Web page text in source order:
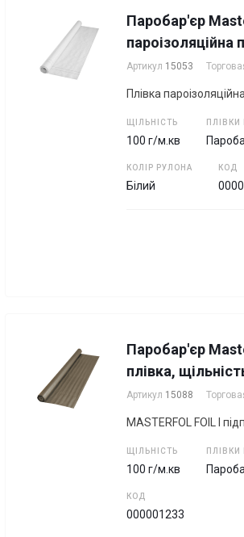
Паробар'єр
пароізоляційна
Артикул 15053
Плівка
ЩІЛЬНІСТЬ
100 г/м.кв
ПЛІВКИ
КОЛІР РУЛОНА
Білий
КОД
Паробар'єр
плівка,
Артикул 15088
MASTERFOL FOIL I
ЩІЛЬНІСТЬ
100 г/м.кв
ПЛІВКИ
КОД
000001233